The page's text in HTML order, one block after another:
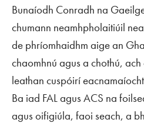
Bunaíodh Conradh na
chumann neamhpholaitiúil
de phríomhaidhm aige an
chaomhnú agus a chothú,
leathan cuspóirí
Ba iad FALagusACS na
agus oifigiúla, faoi seach, a